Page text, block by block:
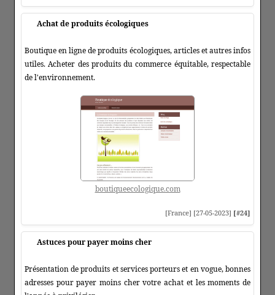
Achat de produits écologiques
Boutique en ligne de produits écologiques, articles et autres infos
utiles. Acheter des produits du commerce équitable, respectable
de l'environnement.
boutiqueecologique.com
[France] [27-05-2023] [#24]
Astuces pour payer moins cher
Présentation de produits et services porteurs et en vogue, bonnes
adresses pour payer moins cher votre achat et les moments de